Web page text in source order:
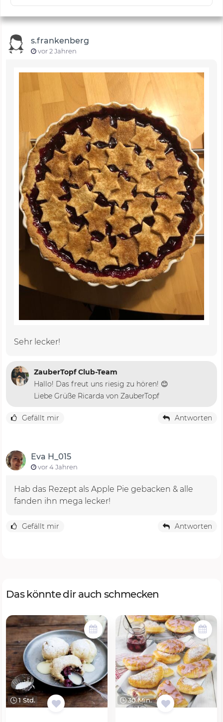
s.frankenberg
vor 2 Jahren
Sehr lecker!
ZauberTopf Club-Team
Hallo! Das freut uns riesig zu hören! 😊
Liebe Grüße Ricarda von ZauberTopf
Gefällt mir Antworten
Eva H_015
vor 4 Jahren
Hab das Rezept als Apple Pie gebacken & alle
fanden ihn mega lecker!
Gefällt mir Antworten
Das könnte dir auch schmecken
1 Std. 30 Min.